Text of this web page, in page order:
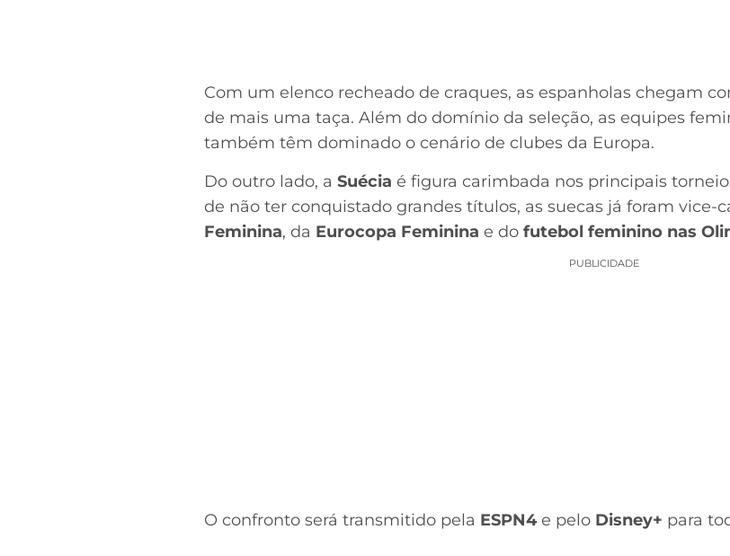
Com um elenco recheado de craques, as espanholas chegam
de mais uma taça. Além do domínio da seleção, as equipes
também têm dominado o cenário de clubes da Europa.
Do outro lado, a Suécia é figura carimbada nos principais
de não ter conquistado grandes títulos, as suecas já foram vice-
Feminina, da Eurocopa Feminina e do futebol feminino nas
PUBLICIDADE
O confronto será transmitido pela ESPN4e pelo Disney+ para